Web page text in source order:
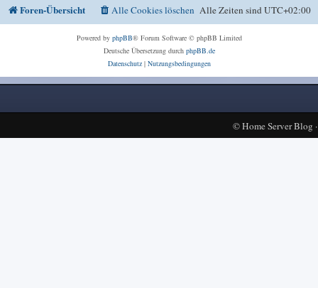
Foren-Übersicht Alle Zeiten sindUTC+02:00
Alle Cookies löschen
Powered by phpBB® Forum Software © phpBB Limited
Deutsche Übersetzung durch phpBB.de
Datenschutz| Nutzungsbedingungen
©Home Server Blog